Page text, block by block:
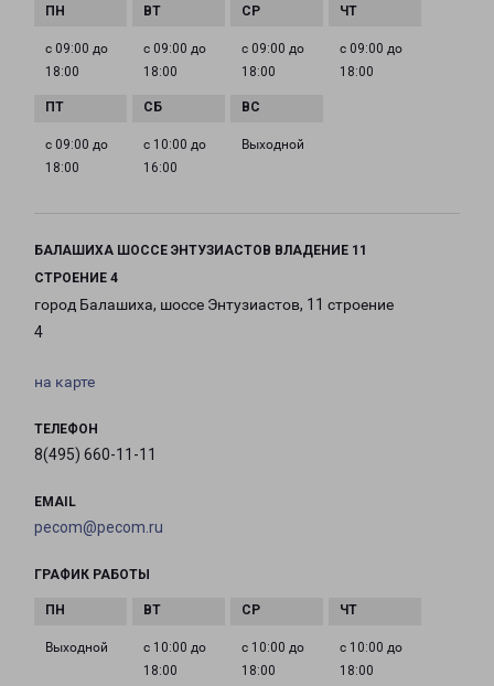
с 09:00 до
18:00
с 09:00 до
18:00
с 09:00 до
18:00
с 09:00 до
18:00
с 09:00 до
18:00
с 10:00 до
16:00
Выходной
БАЛАШИХА ШОССЕ ЭНТУЗИАСТОВ ВЛАДЕНИЕ 11
СТРОЕНИЕ 4
город Балашиха, шоссе Энтузиастов, 11 строение
4
на карте
ТЕЛЕФОН
8(495) 660-11-11
EMAIL
pecom@pecom.ru
ГРАФИК РАБОТЫ
Выходной
с 10:00 до
18:00
с 10:00 до
18:00
с 10:00 до
18:00